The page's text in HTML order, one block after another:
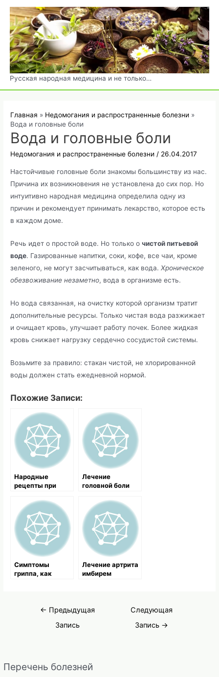
Перейти
содержимому
Русская народная медицина и не только…
Перечень болезней
Главная
Недомогания и распространенные болезни
Вода и головные боли
Вода и головные боли
Недомогания и распространенные болезни / 26.04.2017
Настойчивые головные боли знакомы большинству из нас.
Причина их возникновения не установлена до сих пор. Но
интуитивно народная медицина определила одну из
причин и рекомендует принимать лекарство, которое есть
в каждом доме.
Речь идет о простой воде. Но только очистой питьевой
воде. Газированные напитки, соки, кофе, все чаи, кроме
зеленого, не могут засчитываться, как вода. Хроническое
обезвоживание незаметно, вода в организме есть.
Но вода связанная, на очистку которой организм тратит
дополнительные ресурсы. Только чистая вода разжижает
и очищает кровь, улучшает работу почек. Более жидкая
кровь снижает нагрузку сердечно сосудистой системы.
Возьмите за правило: стакан чистой, не хлорированной
воды должен стать ежедневной нормой.
Похожие Записи:
Народные
рецепты при
состоянии
Лечение
головной боли
средствами
Симптомы
гриппа, как
средствами
Лечение артрита
имбирем
Навигация
← Предыдущая
Запись
Следующая
Запись →